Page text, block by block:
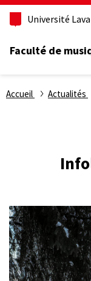
Aller
principal
Université
Faculté de
Fil
Accueil Actualités